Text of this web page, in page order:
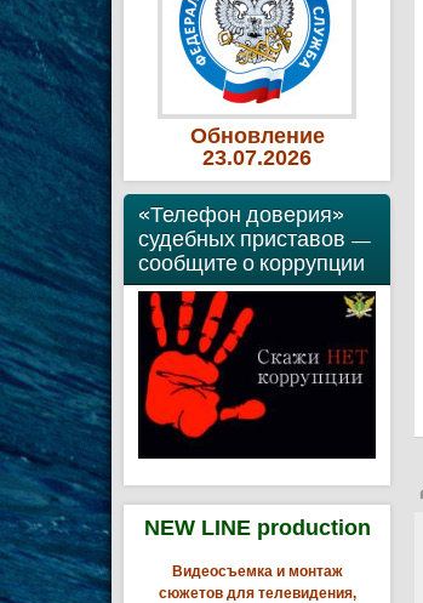
Обновление
23.07.2026
«Телефон доверия»
судебных приставов —
сообщите о коррупции
NEW LINE production
Видеосъемка и монтаж
сюжетов для телевидения,